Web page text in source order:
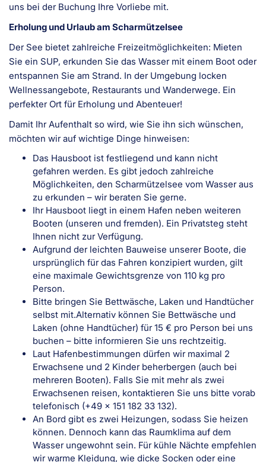
uns bei der Buchung Ihre Vorliebe mit.
Erholung und Urlaub am Scharmützelsee
Der See bietet zahlreiche Freizeitmöglichkeiten: Mieten
Sie ein SUP, erkunden Sie das Wasser mit einem Boot oder
entspannen Sie am Strand. In der Umgebung locken
Wellnessangebote, Restaurants und Wanderwege. Ein
perfekter Ort für Erholung und Abenteuer!
Damit Ihr Aufenthalt so wird, wie Sie ihn sich wünschen,
möchten wir auf wichtige Dinge hinweisen:
Das Hausboot ist festliegend und kann nicht
gefahren werden. Es gibt jedoch zahlreiche
Möglichkeiten, den Scharmützelsee vom Wasser aus
zu erkunden – wir beraten Sie gerne.
Ihr Hausboot liegt in einem Hafen neben weiteren
Booten (unseren und fremden). Ein Privatsteg steht
Ihnen nicht zur Verfügung.
Aufgrund der leichten Bauweise unserer Boote, die
ursprünglich für das Fahren konzipiert wurden, gilt
eine maximale Gewichtsgrenze von 110 kg pro
Person.
Bitte bringen Sie Bettwäsche, Laken und Handtücher
selbst mit.Alternativ können Sie Bettwäsche und
Laken (ohne Handtücher) für 15 € pro Person bei uns
buchen – bitte informieren Sie uns rechtzeitig.
Laut Hafenbestimmungen dürfen wir maximal 2
Erwachsene und 2 Kinder beherbergen (auch bei
mehreren Booten). Falls Sie mit mehr als zwei
Erwachsenen reisen, kontaktieren Sie uns bitte vorab
telefonisch (+49 x 151 182 33 132).
An Bord gibt es zwei Heizungen, sodass Sie heizen
können. Dennoch kann das Raumklima auf dem
Wasser ungewohnt sein. Für kühle Nächte empfehlen
wir warme Kleidung, wie dicke Socken oder eine